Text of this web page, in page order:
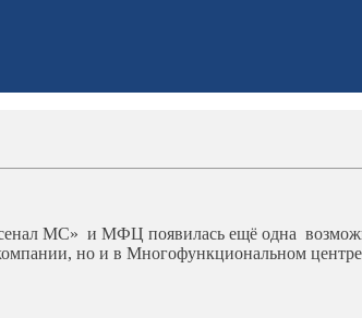
МС» и МФЦ появилась ещё одна
но и в Многофункциональном